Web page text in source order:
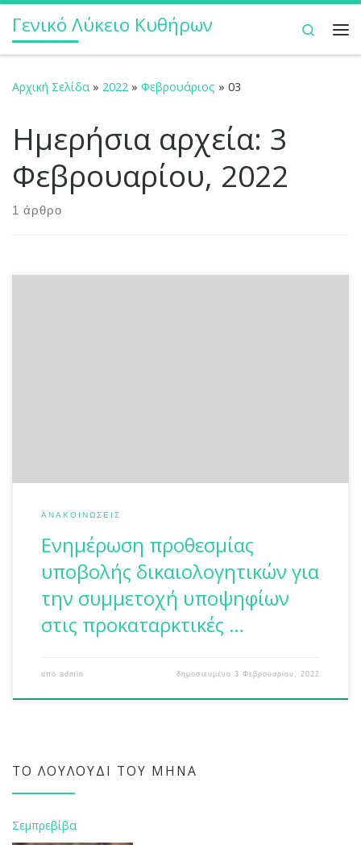
Μετάβαση στο περιεχόμενο
Γενικό Λύκειο Κυθήρων
Search
Αρχική Σελίδα » 2022 » Φεβρουάριος » 03
Ημερήσια αρχεία: 3
Φεβρουαρίου, 2022
1 άρθρο
ΑΝΑΚΟΙΝΏΣΕΙΣ
Ενημέρωση προθεσμίας
υποβολής δικαιολογητικών για
την συμμετοχή υποψηφίων
στις προκαταρκτικές …
από admin δημοσιευμένο3 Φεβρουαρίου, 2022
ΤΟ ΛΟΥΛΟΎΔΙ ΤΟΥ ΜΉΝΑ
Σεμπρεβίβα